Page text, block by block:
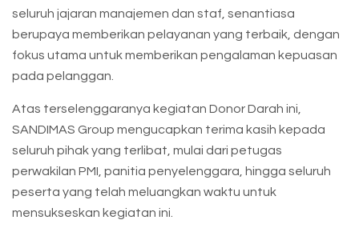
seluruh jajaran manajemen dan staf, senantiasa
berupaya memberikan pelayanan yang terbaik, dengan
fokus utama untuk memberikan pengalaman kepuasan
pada pelanggan.
Atas terselenggaranya kegiatan Donor Darah ini,
SANDIMAS Group mengucapkan terima kasih kepada
seluruh pihak yang terlibat, mulai dari petugas
perwakilan PMI, panitia penyelenggara, hingga seluruh
peserta yang telah meluangkan waktu untuk
mensukseskan kegiatan ini.